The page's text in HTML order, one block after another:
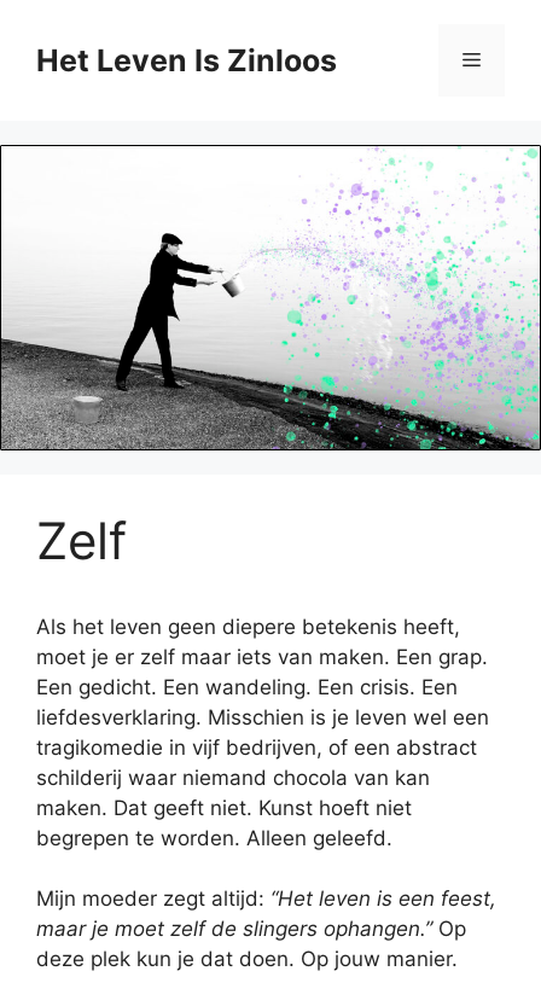
naarHet Leven Is Zinloos Menu
Zelf
Als het leven geen diepere betekenis heeft,
moet je er zelf maar iets van maken. Een grap.
Een gedicht. Een wandeling. Een crisis. Een
liefdesverklaring. Misschien is je leven wel een
tragikomedie in vijf bedrijven, of een abstract
schilderij waar niemand chocola van kan
maken. Dat geeft niet. Kunst hoeft niet
begrepen te worden. Alleen geleefd.
Mijn moeder zegt altijd: “Het leven is een feest,
maar je moet zelf de slingers ophangen.”Op
deze plek kun je dat doen. Op jouw manier.